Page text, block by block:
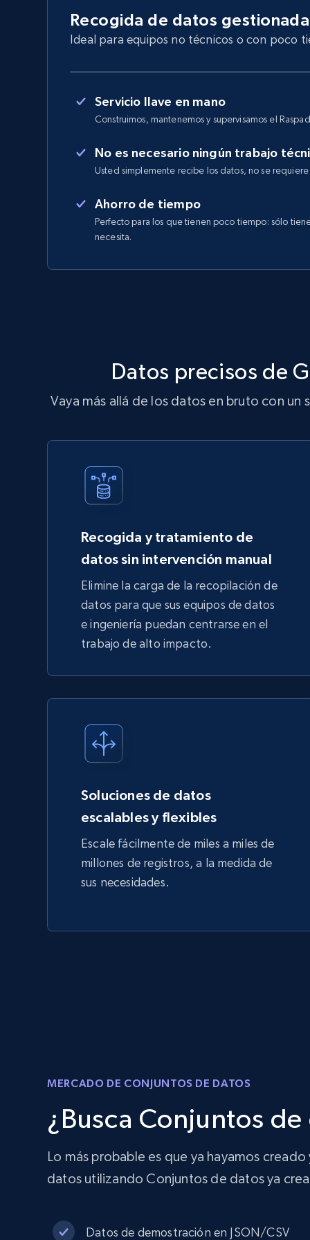
Recogida de datos gestionada
Ideal para equipos no técnicos o con poco
Servicio llave en mano
Construimos, mantenemos y supervisamos el
No es necesario ningún trabajo
Usted simplemente recibe los datos, no se
Ahorro de tiempo
Perfecto para los que tienen poco tiempo: sólo
necesita.
Datos precisos de
Vaya más allá de los datos en bruto con
Recogida y tratamiento de
datos sin intervención manual
Elimine la carga de la recopilación de
datos para que sus equipos de datos
e ingeniería puedan centrarse en el
trabajo de alto impacto.
Soluciones de datos
escalables y flexibles
Escale fácilmente de miles a miles de
millones de registros, a la medida de
sus necesidades.
MERCADO DE CONJUNTOS DE DATOS
¿Busca Conjuntos
Lo más probable es que ya hayamos
datos utilizando Conjuntos de datos ya
Datos de demostración en JSON/CSV